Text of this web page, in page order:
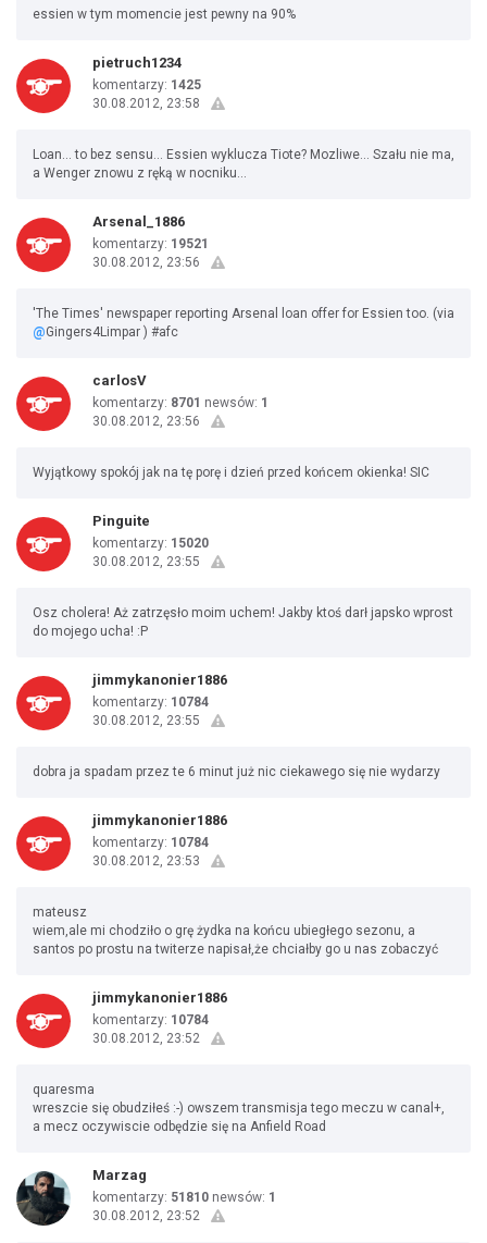
essien w tym momencie jest pewny na 90%
pietruch1234
komentarzy: 1425
30.08.2012, 23:58
Loan... to bez sensu... Essien wyklucza Tiote? Mozliwe... Szału nie ma,
a Wenger znowu z ręką w nocniku...
Arsenal_1886
komentarzy: 19521
30.08.2012, 23:56
'The Times' newspaper reporting Arsenal loan offer for Essien too. (via
@Gingers4Limpar ) #afc
carlosV
komentarzy: 8701 newsów: 1
30.08.2012, 23:56
Wyjątkowy spokój jak na tę porę i dzień przed końcem okienka! SIC
Pinguite
komentarzy: 15020
30.08.2012, 23:55
Osz cholera! Aż zatrzęsło moim uchem! Jakby ktoś darł japsko wprost
do mojego ucha! :P
jimmykanonier1886
komentarzy: 10784
30.08.2012, 23:55
dobra ja spadam przez te 6 minut już nic ciekawego się nie wydarzy
jimmykanonier1886
komentarzy: 10784
30.08.2012, 23:53
mateusz
wiem,ale mi chodziło o grę żydka na końcu ubiegłego sezonu, a
santos po prostu na twiterze napisał,że chciałby go u nas zobaczyć
jimmykanonier1886
komentarzy: 10784
30.08.2012, 23:52
quaresma
wreszcie się obudziłeś :-) owszem transmisja tego meczu w canal+,
a mecz oczywiscie odbędzie się na Anfield Road
Marzag
komentarzy: 51810 newsów: 1
30.08.2012, 23:52